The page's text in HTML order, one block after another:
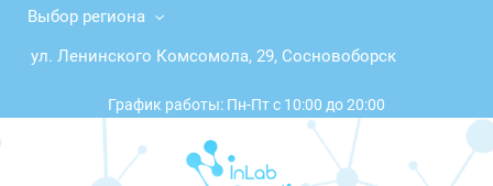
Выбор региона
ул. Ленинского Комсомола, 29, Сосновоборск
График работы: Пн-Пт с 10:00 до 20:00